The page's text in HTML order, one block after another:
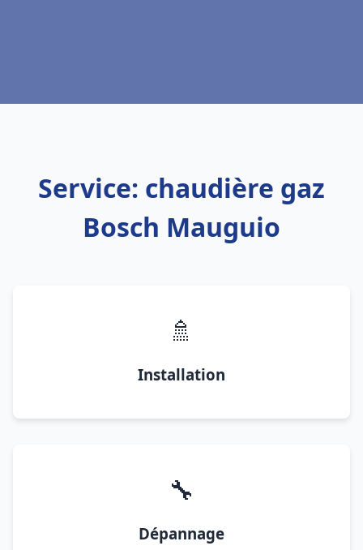
Service: chaudière gaz
Bosch Mauguio
🚿
Installation
🔧
Dépannage